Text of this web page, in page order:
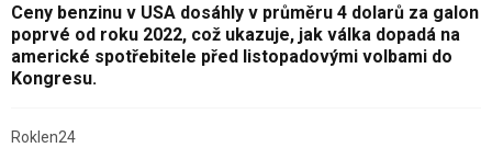
Ceny benzinu v USA dosáhly v průměru 4 dolarů za galon
poprvé od roku 2022, což ukazuje, jak válka dopadá na
americké spotřebitele před listopadovými volbami do
Kongresu.
Roklen24